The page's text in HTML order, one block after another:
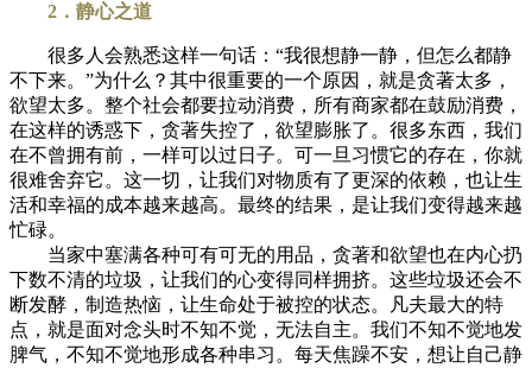
2．静心之道
很多人会熟悉这样一句话：“我很想静一静，但怎么都静
不下来。”为什么？其中很重要的一个原因，就是贪著太多，
欲望太多。整个社会都要拉动消费，所有商家都在鼓励消费，
在这样的诱惑下，贪著失控了，欲望膨胀了。很多东西，我们
在不曾拥有前，一样可以过日子。可一旦习惯它的存在，你就
很难舍弃它。这一切，让我们对物质有了更深的依赖，也让生
活和幸福的成本越来越高。最终的结果，是让我们变得越来越
忙碌。
当家中塞满各种可有可无的用品，贪著和欲望也在内心扔
下数不清的垃圾，让我们的心变得同样拥挤。这些垃圾还会不
断发酵，制造热恼，让生命处于被控的状态。凡夫最大的特
点，就是面对念头时不知不觉，无法自主。我们不知不觉地发
脾气，不知不觉地形成各种串习。每天焦躁不安，想让自己静